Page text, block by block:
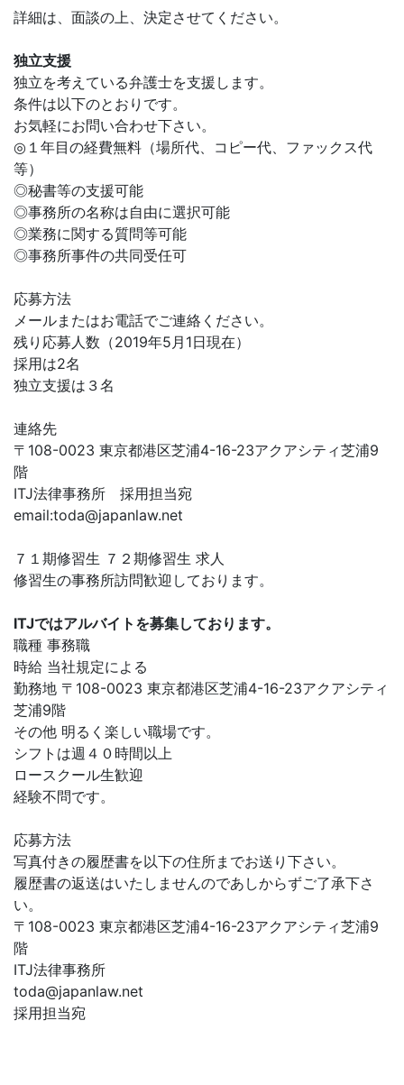
詳細は、面談の上、決定させてください。
独立支援
独立を考えている弁護士を支援します。
条件は以下のとおりです。
お気軽にお問い合わせ下さい。
◎１年目の経費無料（場所代、コピー代、ファックス代
等）
◎秘書等の支援可能
◎事務所の名称は自由に選択可能
◎業務に関する質問等可能
◎事務所事件の共同受任可
応募方法
メールまたはお電話でご連絡ください。
残り応募人数（2019年5月1日現在）
採用は2名
独立支援は３名
連絡先
〒108-0023 東京都港区芝浦4-16-23アクアシティ芝浦9
階
ITJ法律事務所 採用担当宛
email:toda@japanlaw.net
７１期修習生 ７２期修習生 求人
修習生の事務所訪問歓迎しております。
ITJではアルバイトを募集しております。
職種 事務職
時給 当社規定による
勤務地 〒108-0023 東京都港区芝浦4-16-23アクアシティ
芝浦9階
その他 明るく楽しい職場です。
シフトは週４０時間以上
ロースクール生歓迎
経験不問です。
応募方法
写真付きの履歴書を以下の住所までお送り下さい。
履歴書の返送はいたしませんのであしからずご了承下さ
い。
〒108-0023 東京都港区芝浦4-16-23アクアシティ芝浦9
階
ITJ法律事務所
toda@japanlaw.net
採用担当宛